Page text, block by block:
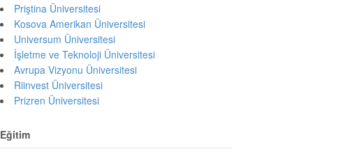
Priştina Üniversitesi
Kosova Amerikan Üniversitesi
Universum Üniversitesi
İşletme ve Teknoloji Üniversitesi
Avrupa Vizyonu Üniversitesi
Riinvest Üniversitesi
Prizren Üniversitesi
Eğitim